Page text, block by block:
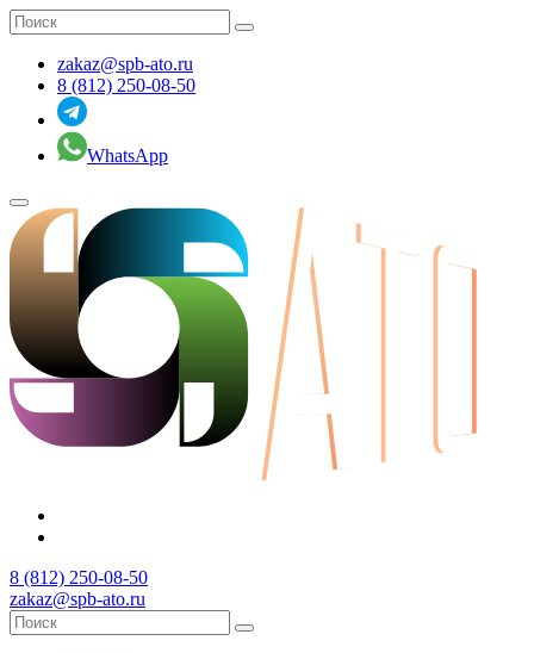
zakaz@spb-ato.ru
8 (812) 250-08-50
WhatsApp
8 (812) 250-08-50
zakaz@spb-ato.ru